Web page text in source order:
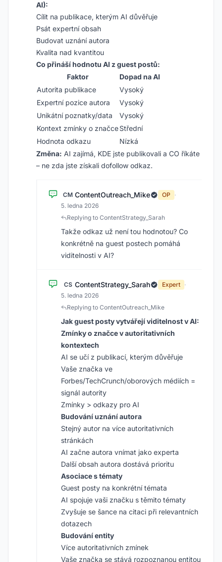
AI):
Cílit na publikace, kterým AI důvěřuje
Psát expertní obsah
Budovat uznání autora
Kvalita nad kvantitou
Co přináší hodnotu AI z guest postů:
Faktor
Dopad na AI
Autorita publikace
Vysoký
Expertní pozice autora
Vysoký
Unikátní poznatky/data
Vysoký
Kontext zmínky o značceStřední
Hodnota odkazu
Nízká
Změna: AI zajímá, KDE jste publikovali a CO říkáte
– ne zda jste získali dofollow odkaz.
CM ContentOutreach_Mike OP
·
5. ledna 2026
Replying to ContentStrategy_Sarah
Takže odkaz už není tou hodnotou? Co
konkrétně na guest postech pomáhá
viditelnosti v AI?
CS ContentStrategy_Sarah Expert ·
5. ledna 2026
Replying to ContentOutreach_Mike
Jak guest posty vytvářejí viditelnost v AI:
Zmínky o značce v autoritativních
kontextech
AI se učí z publikací, kterým důvěřuje
Vaše značka ve
Forbes/TechCrunch/oborových médiích =
signál autority
Zmínky > odkazy pro AI
Budování uznání autora
Stejný autor na více autoritativních
stránkách
AI začne autora vnímat jako experta
Další obsah autora dostává prioritu
Asociace s tématy
Guest posty na konkrétní témata
AI spojuje vaši značku s těmito tématy
Zvyšuje se šance na citaci při relevantních
dotazech
Budování entity
Více autoritativních zmínek
Vaše značka se stává rozpoznanou entitou